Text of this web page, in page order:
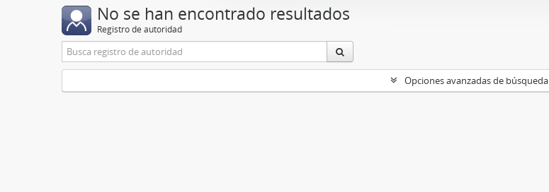
No se han encontrado resultados
Registro de autoridad
Opciones avanzadas de búsqueda